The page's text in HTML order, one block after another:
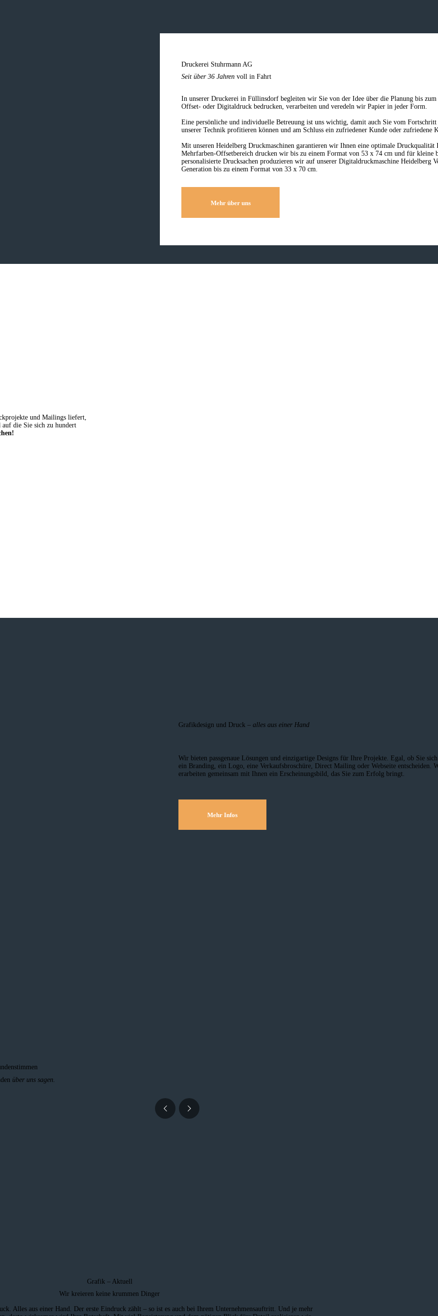
Druckerei Stuhrmann AG
Seit über 36 Jahren voll in Fahrt
In unserer Druckerei in Füllinsdorf begleiten wir Sie von der Idee über die Planung bis
Offset- oder Digitaldruck bedrucken, verarbeiten und veredeln wir Papier in jeder Form.
Eine persönliche und individuelle Betreuung ist uns wichtig, damit auch Sie vom Fortschritt
unserer Technik profitieren können und am Schluss ein zufriedener Kunde oder zufriedene
Mit unseren Heidelberg Druckmaschinen garantieren wir Ihnen eine optimale
Mehrfarben-Offsetbereich drucken wir bis zu einem Format von 53 x 74 cm und für kleine
personalisierte Drucksachen produzieren wir auf unserer Digitaldruckmaschine Heidelberg
Generation bis zu einem Format von 33 x 70 cm.
Mehr über uns
und Mailings liefert,
auf die Sie sich zu hundert
Grafikdesign und Druck – alles aus einer Hand
Wir bieten passgenaue Lösungen und einzig­artige Designs für Ihre Projekte. Egal, ob Sie
ein Branding, ein Logo, eine Verkaufsbroschüre, Direct Mailing oder Webseite entscheiden.
erarbeiten gemeinsam mit Ihnen ein Erscheinungsbild, das Sie zum Erfolg bringt.
Mehr Infos
über uns sagen.
Grafik – Aktuell
Wir kreieren keine krummen Dinger
Alles aus einer Hand. Der erste Eindruck zählt – so ist es auch bei Ihrem Unternehmensauftritt. Und je mehr